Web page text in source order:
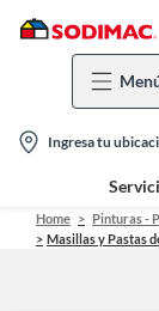
location-
icon
Ingresa tu
Home
Pinturas -
Masillas y Pastas